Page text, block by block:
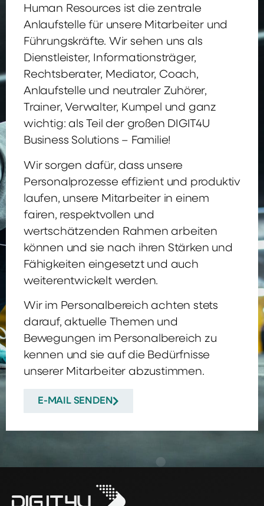
Human Resources ist die zentrale
Anlaufstelle für unsere Mitarbeiter und
Führungskräfte. Wir sehen uns als
Dienstleister, Informationsträger,
Rechtsberater, Mediator, Coach,
Anlaufstelle und neutraler Zuhörer,
Trainer, Verwalter, Kumpel und ganz
wichtig: als Teil der großen DIGIT4U
Business Solutions – Familie!
Wir sorgen dafür, dass unsere
Personalprozesse effizient und produktiv
laufen, unsere Mitarbeiter in einem
fairen, respektvollen und
wertschätzenden Rahmen arbeiten
können und sie nach ihren Stärken und
Fähigkeiten eingesetzt und auch
weiterentwickelt werden.
Wir im Personalbereich achten stets
darauf, aktuelle Themen und
Bewegungen im Personalbereich zu
kennen und sie auf die Bedürfnisse
unserer Mitarbeiter abzustimmen.
E-MAIL SENDEN